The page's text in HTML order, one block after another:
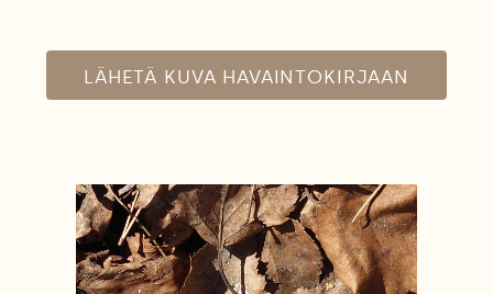
LÄHETÄ KUVA HAVAINTOKIRJAAN